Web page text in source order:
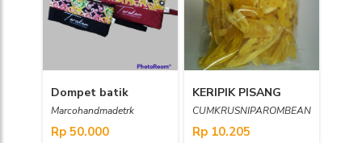
Dompet batik
Marcohandmadetrk
Rp 50.000
KERIPIK PISANG
CUMKRUSNIPAROMBEAN
Rp 10.205